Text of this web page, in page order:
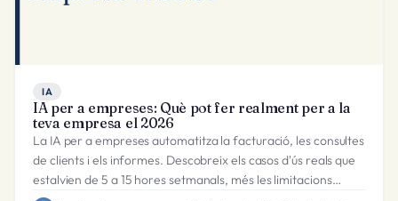
IA
IA per a empreses: Què pot fer realment per a la
teva empresa el 2026
La IA per a empreses automatitza la facturació, les consultes
de clients i els informes. Descobreix els casos d'ús reals que
estalvien de 5 a 15 hores setmanals, més les limitacions